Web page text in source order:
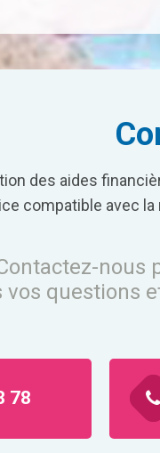
des aides
compatible avec la
nous
questions
78